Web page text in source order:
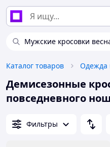
Мужские кросовки
Каталог товаров Одежда
Демисезонные
повседневного
Фильтры